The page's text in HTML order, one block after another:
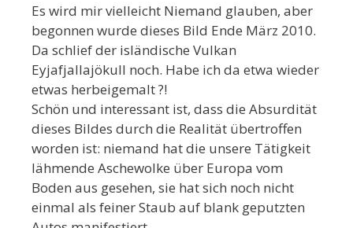
Es wird mir vielleicht Niemand glauben, aber
begonnen wurde dieses Bild Ende März 2010.
Da schlief der isländische Vulkan
Eyjafjallajökull noch. Habe ich da etwa wieder
etwas herbeigemalt ?!
Schön und interessant ist, dass die Absurdität
dieses Bildes durch die Realität übertroffen
worden ist: niemand hat die unsere Tätigkeit
lähmende Aschewolke über Europa vom
Boden aus gesehen, sie hat sich noch nicht
einmal als feiner Staub auf blank geputzten